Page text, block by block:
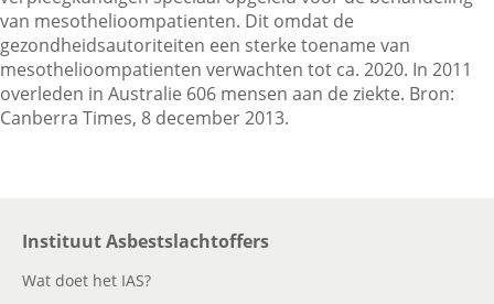
Contactgegevens
van mesothelioompatienten. Dit omdat de
gezondheidsautoriteiten een sterke toename van
mesothelioompatienten verwachten tot ca. 2020. In 2011
overleden in Australie 606 mensen aan de ziekte. Bron:
Canberra Times, 8 december 2013.
Instituut Asbestslachtoffers
Wat doet het IAS?